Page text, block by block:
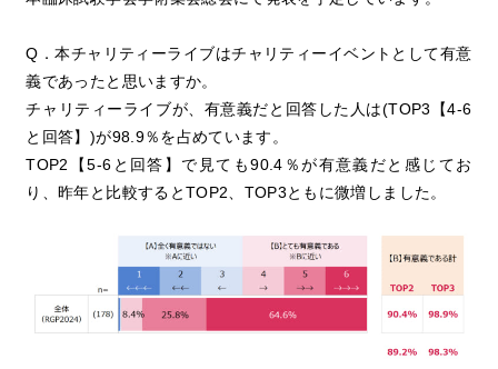
Q．本チャリティーライブはチャリティーイベントとして有意
義であったと思いますか。
チャリティーライブが、有意義だと回答した人は(TOP3【4-6
と回答】)が98.9％を占めています。
TOP2【5-6と回答】で見ても90.4％が有意義だと感じてお
り、昨年と比較するとTOP2、TOP3ともに微増しました。